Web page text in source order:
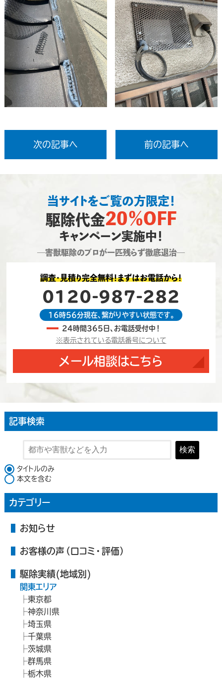
次の記事へ 前の記事へ
当サイトをご覧の方限定！
駆除代金20％OFF
キャンペーン実施中！
―害獣駆除のプロが一匹残らず徹底退治―
調査・見積り完全無料！まずはお電話から！
0120-987-282
16時56分現在、繋がりやすい状態です。
24時間365日、お電話受付中！
※表示されている電話番号について
メール相談はこちら
記事検索
検索
検索対象
タイトルのみ
本文を含む
カテゴリー
お知らせ
お客様の声（口コミ・評価）
駆除実績(地域別)
関東エリア
東京都
神奈川県
埼玉県
千葉県
茨城県
群馬県
栃木県